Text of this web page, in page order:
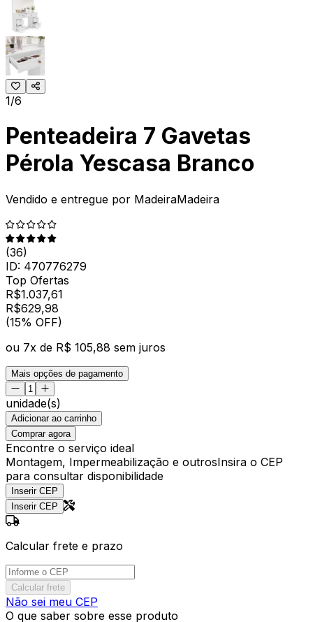
1/6
Penteadeira 7 Gavetas
Pérola Yescasa Branco
Vendido e entregue por MadeiraMadeira
(36)
ID: 470776279
Top Ofertas
R$1.037,61
R$629,98
(15% OFF)
ou 7x de R$ 105,88 sem juros
Mais opções de pagamento
unidade(s)
Adicionar ao carrinho
Comprar agora
Encontre o serviço ideal
Montagem, Impermeabilização e outrosInsira o CEP
para consultar disponibilidade
Inserir CEP
Inserir CEP
Calcular frete e prazo
Calcular frete
Não sei meu CEP
O que saber sobre esse produto